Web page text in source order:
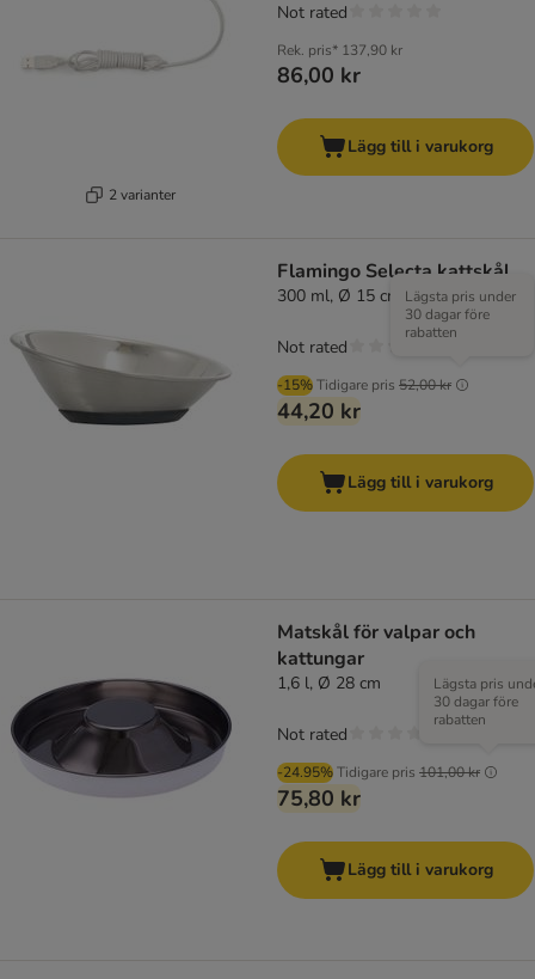
2 varianter
Rek. pris* 137,90 kr
86,00 kr
Not rated
Lägg till i varukorg
Flamingo Selecta kattskål
300 ml, Ø 15 cm
-15%Tidigare pris 52,00 kr
Lägsta pris under
30 dagar före
rabatten
44,20 kr
Not rated
Lägg till i varukorg
Matskål för valpar och
kattungar
1,6 l, Ø 28 cm
-24.95%Tidigare pris 101,00 kr
Lägsta pris
30 dagar före
rabatten
75,80 kr
Not rated
Lägg till i varukorg